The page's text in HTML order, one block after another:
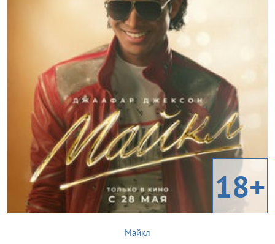
18+
Майкл